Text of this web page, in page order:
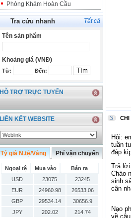
Phòng Khám Hoàn Cầu
Tra cứu nhanh Tất cả
Tên sản phẩm
Khoảng giá (VNĐ)
Từ: Đến:
HỖ TRỢ TRỰC TUYẾN
LIÊN KẾT WEBSITE
Tỷ giá N.tệ/Vàng Phí vận chuyển
Ngoại tệ Mua vào
Bán ra
USD
23075
23245
EUR
24960.98
26533.06
GBP
29534.14
30656.9
JPY
202.02
214.74
CHI
Hỏi:
tuần
đáp
Trả lời:
Chào
sinh
cân
Nạo
về